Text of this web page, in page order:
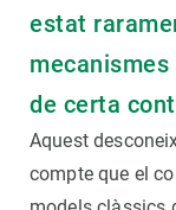
estat
de certa
Aquest
compte que el